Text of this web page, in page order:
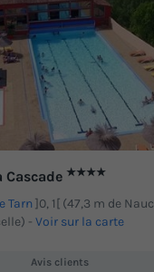
Cascade ★★★★
Tarn ]0, 1[ (47,3 m de
- Voir sur la carte
Avis clients